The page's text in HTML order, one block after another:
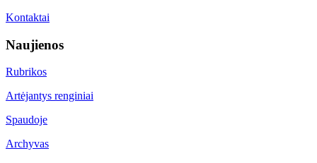
Kontaktai
Naujienos
Rubrikos
Artėjantys renginiai
Spaudoje
Archyvas